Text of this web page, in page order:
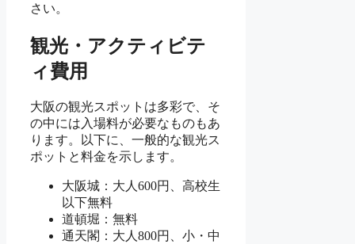
さい。
観光・アクティビテ
ィ費用
大阪の観光スポットは多彩で、そ
の中には入場料が必要なものもあ
ります。以下に、一般的な観光ス
ポットと料金を示します。
大阪城：大人600円、高校生
以下無料
道頓堀：無料
通天閣：大人800円、小・中